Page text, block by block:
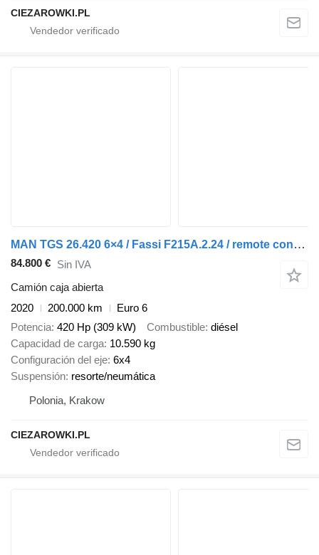
CIEZAROWKI.PL
MAN TGS 26.420 6×4 / Fassi F215A.2.24 / remote control / Rotator / p
84.800 € Sin IVA
Camión caja abierta
2020
200.000 km
Euro 6
Potencia 420 Hp (309 kW) Combustible diésel
Capacidad de carga 10.590 kg
Configuración del eje 6x4
Suspensión resorte/neumática
Polonia, Krakow
CIEZAROWKI.PL